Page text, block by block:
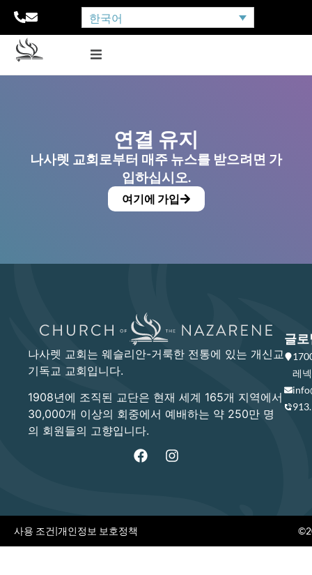
한국어
연결 유지
나사렛 교회로부터 매주 뉴스를 받으려면 가
입하십시오.
여기에 가입
나사렛 교회는 웨슬리안-거룩한 전통에 있는 개신교
기독교 교회입니다.
1908년에 조직된 교단은 현재 세계 165개 지역에서
30,000개 이상의 회중에서 예배하는 약 250만 명
의 회원들의 고향입니다.
글로
레
사용 조건|개인정보 보호정책